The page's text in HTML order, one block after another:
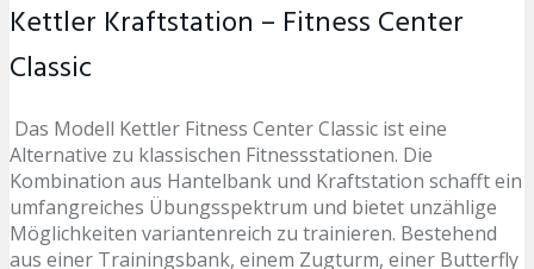
Kettler Kraftstation – Fitness Center
Classic
Das Modell Kettler Fitness Center Classic ist eine
Alternative zu klassischen Fitnessstationen. Die
Kombination aus Hantelbank und Kraftstation schafft ein
umfangreiches Übungsspektrum und bietet unzählige
Möglichkeiten variantenreich zu trainieren. Bestehend
aus einer Trainingsbank, einem Zugturm, einer Butterfly